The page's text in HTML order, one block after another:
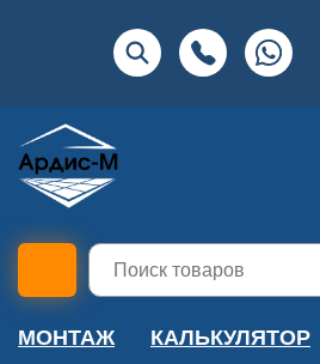
МОНТАЖ КАЛЬКУЛЯТОР